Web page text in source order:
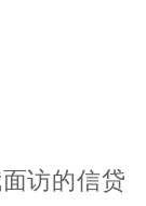
访的信贷